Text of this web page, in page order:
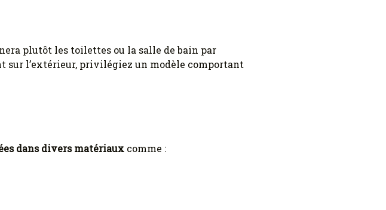
plutôt les toilettes ou la salle de bain par
sur l’extérieur, privilégiez un modèle comportant
dans divers matériaux comme :